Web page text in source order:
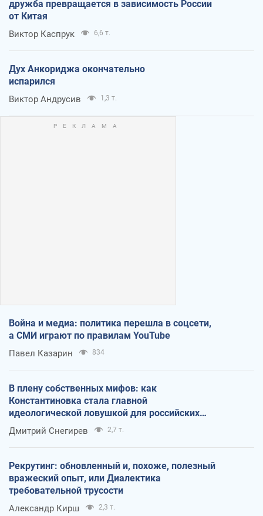
дружба превращается в зависимость России
от Китая
Виктор Каспрук 6,6 т.
Дух Анкориджа окончательно
испарился
Виктор Андрусив 1,3 т.
Война и медиа: политика перешла в соцсети,
а СМИ играют по правилам YouTube
Павел Казарин 834
В плену собственных мифов: как
Константиновка стала главной
идеологической ловушкой для российских
оккупантов
Дмитрий Снегирев 2,7 т.
Рекрутинг: обновленный и, похоже, полезный
вражеский опыт, или Диалектика
требовательной трусости
Александр Кирш 2,3 т.